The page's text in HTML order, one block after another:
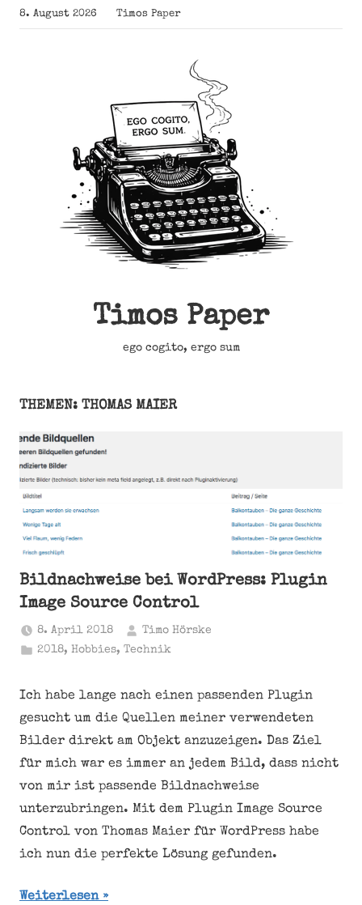
Zum
Inhalt
8. August 2026 Timos Paper
Timos Paper
ego cogito, ergo sum
THEMEN: THOMAS MAIER
Bildnachweise bei WordPress: Plugin
Image Source Control
8. April 2018
Timo Hörske
2018,Hobbies,Technik
Ich habe lange nach einen passenden Plugin
gesucht um die Quellen meiner verwendeten
Bilder direkt am Objekt anzuzeigen. Das Ziel
für mich war es immer an jedem Bild, dass nicht
von mir ist passende Bildnachweise
unterzubringen. Mit dem Plugin Image Source
Control von Thomas Maier für WordPress habe
ich nun die perfekte Lösung gefunden.
Weiterlesen